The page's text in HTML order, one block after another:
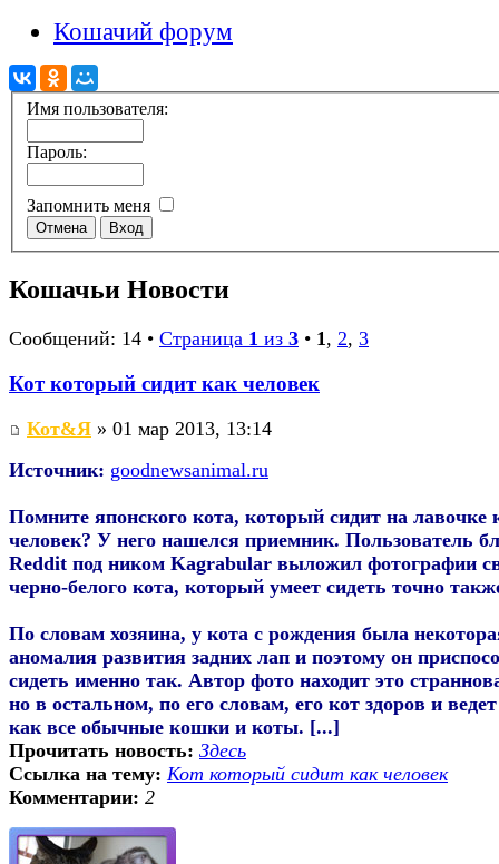
Кошачий форум
Имя пользователя:
Пароль:
Запомнить меня
Кошачьи Новости
Сообщений: 14 • Страница 1 из 3 • 1, 2, 3
Кот который сидит как человек
Кот&Я » 01 мар 2013, 13:14
Источник: goodnewsanimal.ru
Помните японского кота, который сидит на лавочке
человек? У него нашелся приемник. Пользователь
Reddit под ником Kagrabular выложил фотографии
черно-белого кота, который умеет сидеть точно
По словам хозяина, у кота с рождения была
аномалия развития задних лап и поэтому он
сидеть именно так. Автор фото находит это
но в остальном, по его словам, его кот здоров и
как все обычные кошки и коты. [...]
Прочитать новость: Здесь
Ссылка на тему: Кот который сидит как человек
Комментарии: 2